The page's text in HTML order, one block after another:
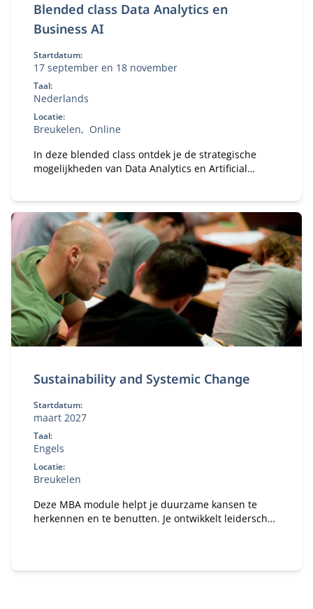
Blended class Data Analytics en
Business AI
Startdatum:
17 september en 18 november
Taal:
Nederlands
Locatie:
Breukelen
Online
In deze blended class ontdek je de strategische
mogelijkheden van Data Analytics en Artificial
Sustainability and Systemic Change
Startdatum:
maart 2027
Taal:
Engels
Locatie:
Breukelen
Deze MBA module helpt je duurzame kansen te
herkennen en te benutten. Je ontwikkelt leiderschap